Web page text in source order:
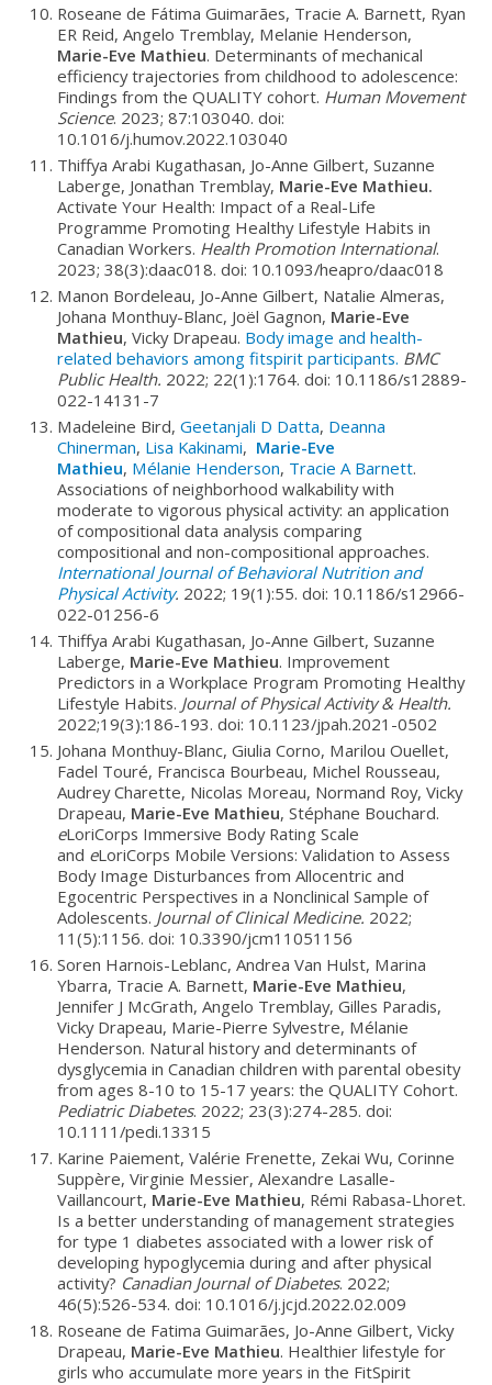
Roseane de Fátima Guimarães, Tracie A. Barnett, Ryan
ER Reid, Angelo Tremblay, Melanie Henderson,
Marie-Eve Mathieu. Determinants of mechanical
efficiency trajectories from childhood to adolescence:
Findings from the QUALITY cohort. Human Movement
Science. 2023; 87:103040. doi:
10.1016/j.humov.2022.103040
Thiffya Arabi Kugathasan, Jo-Anne Gilbert, Suzanne
Laberge, Jonathan Tremblay, Marie-Eve Mathieu.
Activate Your Health: Impact of a Real-Life
Programme Promoting Healthy Lifestyle Habits in
Canadian Workers. Health Promotion International.
2023; 38(3):daac018. doi: 10.1093/heapro/daac018
Manon Bordeleau, Jo-Anne Gilbert, Natalie Almeras,
Johana Monthuy-Blanc, Joël Gagnon, Marie-Eve
Mathieu, Vicky Drapeau. Body image and health-
related behaviors among fitspirit participants. BMC
Public Health. 2022; 22(1):1764. doi: 10.1186/s12889-
022-14131-7
Madeleine Bird,Geetanjali D Datta, Deanna
Chinerman, Lisa Kakinami, Marie-Eve
Mathieu, Mélanie Henderson, Tracie A Barnett.
Associations of neighborhood walkability with
moderate to vigorous physical activity: an application
of compositional data analysis comparing
compositional and non-compositional approaches.
International Journal of Behavioral Nutrition and
Physical Activity. 2022; 19(1):55. doi: 10.1186/s12966-
022-01256-6
Thiffya Arabi Kugathasan, Jo-Anne Gilbert, Suzanne
Laberge, Marie-Eve Mathieu. Improvement
Predictors in a Workplace Program Promoting Healthy
Lifestyle Habits. Journal of Physical Activity & Health.
2022;19(3):186-193. doi: 10.1123/jpah.2021-0502
Johana Monthuy-Blanc, Giulia Corno, Marilou Ouellet,
Fadel Touré, Francisca Bourbeau, Michel Rousseau,
Audrey Charette, Nicolas Moreau, Normand Roy, Vicky
Drapeau, Marie-Eve Mathieu, Stéphane Bouchard.
eLoriCorps Immersive Body Rating Scale
and eLoriCorps Mobile Versions: Validation to Assess
Body Image Disturbances from Allocentric and
Egocentric Perspectives in a Nonclinical Sample of
Adolescents. Journal of Clinical Medicine. 2022;
11(5):1156. doi: 10.3390/jcm11051156
Soren Harnois-Leblanc, Andrea Van Hulst, Marina
Ybarra, Tracie A. Barnett, Marie-Eve Mathieu,
Jennifer J McGrath, Angelo Tremblay, Gilles Paradis,
Vicky Drapeau, Marie-Pierre Sylvestre, Mélanie
Henderson. Natural history and determinants of
dysglycemia in Canadian children with parental obesity
from ages 8-10 to 15-17 years: the QUALITY Cohort.
Pediatric Diabetes. 2022; 23(3):274-285. doi:
10.1111/pedi.13315
Karine Paiement, Valérie Frenette, Zekai Wu, Corinne
Suppère, Virginie Messier, Alexandre Lasalle-
Vaillancourt, Marie-Eve Mathieu, Rémi Rabasa-Lhoret.
Is a better understanding of management strategies
for type 1 diabetes associated with a lower risk of
developing hypoglycemia during and after physical
activity? Canadian Journal of Diabetes. 2022;
46(5):526-534. doi: 10.1016/j.jcjd.2022.02.009
Roseane de Fatima Guimarães, Jo-Anne Gilbert, Vicky
Drapeau, Marie-Eve Mathieu. Healthier lifestyle for
girls who accumulate more years in the FitSpirit